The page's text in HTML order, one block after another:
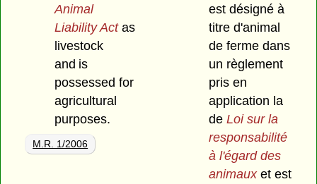
Animal
Liability Actas
livestock
and is
possessed for
agricultural
purposes.
M.R. 1/2006
est désigné à
titre d'animal
de ferme dans
un règlement
pris en
application la
deLoi sur la
responsabilité
à l'égard des
animauxet est